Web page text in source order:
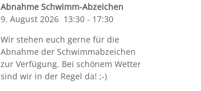
Abnahme Schwimm-Abzeichen
9. August 2026 13:30- 17:30
Wir stehen euch gerne für die
Abnahme der Schwimmabzeichen
zur Verfügung. Bei schönem Wetter
sind wir in der Regel da! ;-)